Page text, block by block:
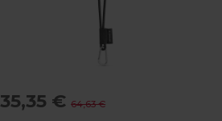
35,35 €64,63 €